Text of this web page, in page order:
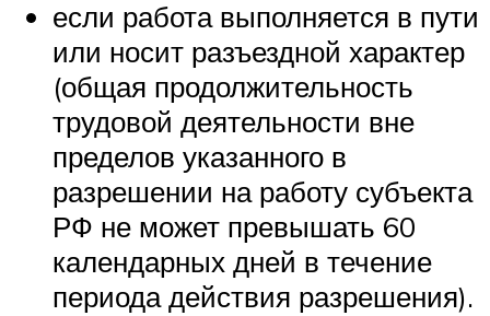
если работа выполняется в пути
или носит разъездной характер
(общая продолжительность
трудовой деятельности вне
пределов указанного в
разрешении на работу субъекта
РФ не может превышать 60
календарных дней в течение
периода действия разрешения).